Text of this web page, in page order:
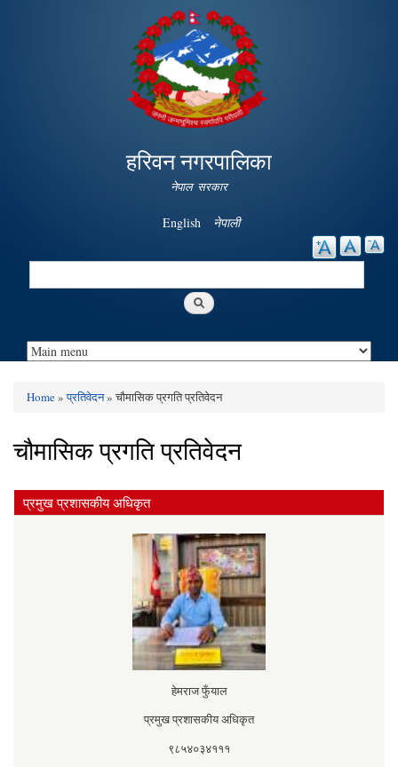
Skip to
main
content
हरिवन नगरपालिका
नेपाल सरकार
English नेपाली
Search
You are here
Home»प्रतिवेदन» चौमासिक प्रगति प्रतिवेदन
चौमासिक प्रगति प्रतिवेदन
प्रमुख प्रशासकीय अधिकृत
हेमराज फुँयाल
प्रमुख प्रशासकीय अधिकृत
९८५४०३४१११